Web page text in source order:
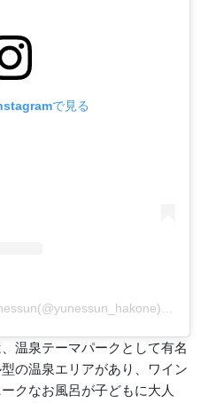
で見る
温泉テーマパークとして有名
の温泉エリアがあり、ワイン
クなお風呂が子どもに大人